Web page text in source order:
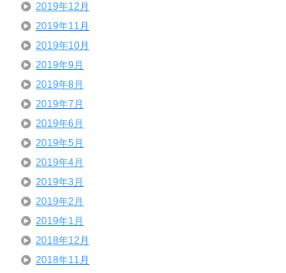
2019年12月
2019年11月
2019年10月
2019年9月
2019年8月
2019年7月
2019年6月
2019年5月
2019年4月
2019年3月
2019年2月
2019年1月
2018年12月
2018年11月